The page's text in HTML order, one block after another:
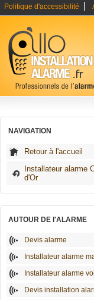
Politique d'accessibilité
NAVIGATION
Retour à l'accueil
Installateur alarme
d'Or
AUTOUR DE l'ALARME
Devis alarme
Installateur alarme
Installateur alarme
Devis installation